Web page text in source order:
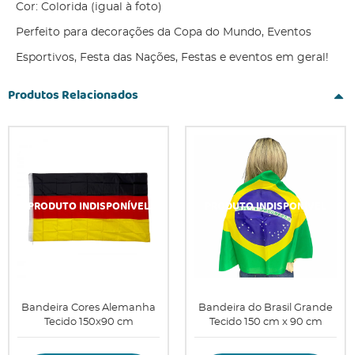
Cor: Colorida (igual à foto)
Perfeito para decorações da Copa do Mundo, Eventos
Esportivos, Festa das Nações, Festas e eventos em geral!
Produtos Relacionados
Bandeira Cores Alemanha
Tecido 150x90 cm
Bandeira do Brasil Grande
Tecido 150 cm x 90 cm